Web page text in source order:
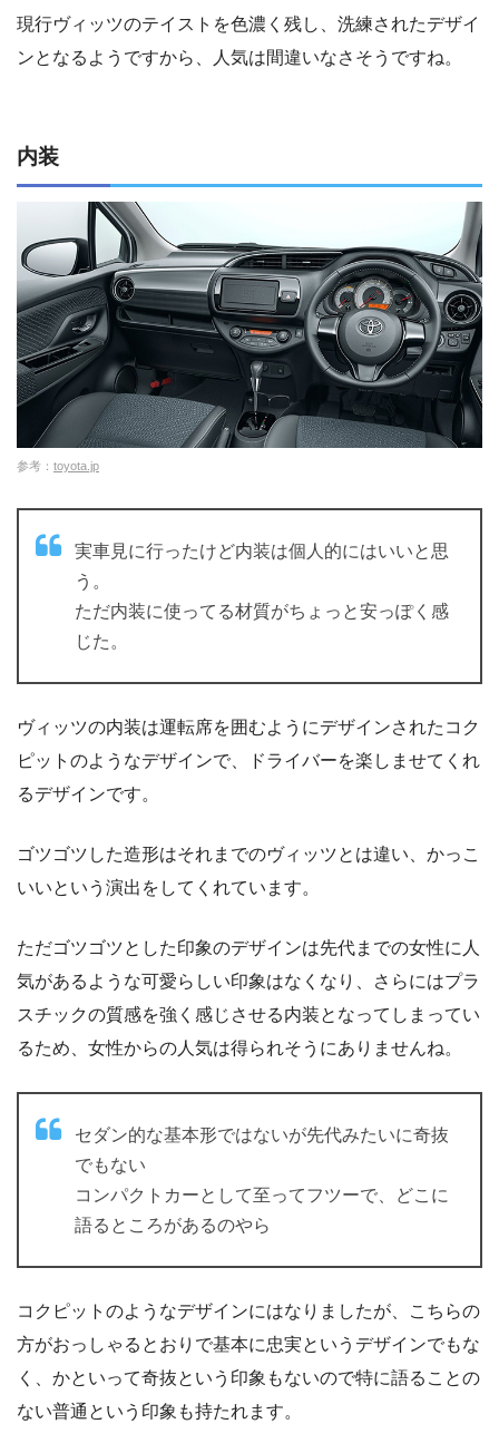
現行ヴィッツのテイストを色濃く残し、洗練されたデザイ
ンとなるようですから、人気は間違いなさそうですね。
内装
参考： toyota.jp
実車見に行ったけど内装は個人的にはいいと思
う。
ただ内装に使ってる材質がちょっと安っぽく感
じた。
ヴィッツの内装は運転席を囲むようにデザインされたコク
ピットのようなデザインで、ドライバーを楽しませてくれ
るデザインです。
ゴツゴツした造形はそれまでのヴィッツとは違い、かっこ
いいという演出をしてくれています。
ただゴツゴツとした印象のデザインは先代までの女性に人
気があるような可愛らしい印象はなくなり、さらにはプラ
スチックの質感を強く感じさせる内装となってしまってい
るため、女性からの人気は得られそうにありませんね。
セダン的な基本形ではないが先代みたいに奇抜
でもない
コンパクトカーとして至ってフツーで、どこに
語るところがあるのやら
コクピットのようなデザインにはなりましたが、こちらの
方がおっしゃるとおりで基本に忠実というデザインでもな
く、かといって奇抜という印象もないので特に語ることの
ない普通という印象も持たれます。